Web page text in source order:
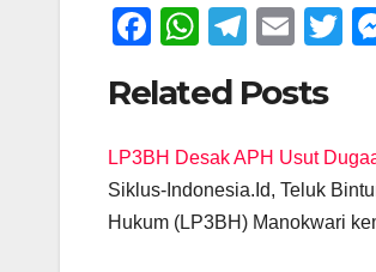
F
c
e
b
o
W
at
s
A
p
T
e
gr
a
m
E
ail
T
er
Related Posts
LP3BH Desak APH Usut
Siklus-Indonesia.Id, Teluk
Hukum (LP3BH) Manokwari